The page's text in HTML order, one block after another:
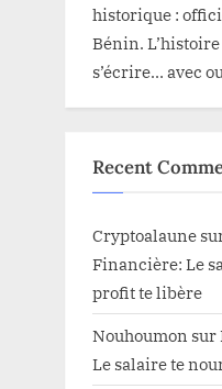
historique :
Bénin.
s’écrire… avec
Recent
Cryptoalaune
Financière: Le
profit te libère
Nouhoumon sur
Le salaire te